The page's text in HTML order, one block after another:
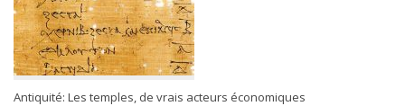
Antiquité: Les temples, de vrais acteurs économiques